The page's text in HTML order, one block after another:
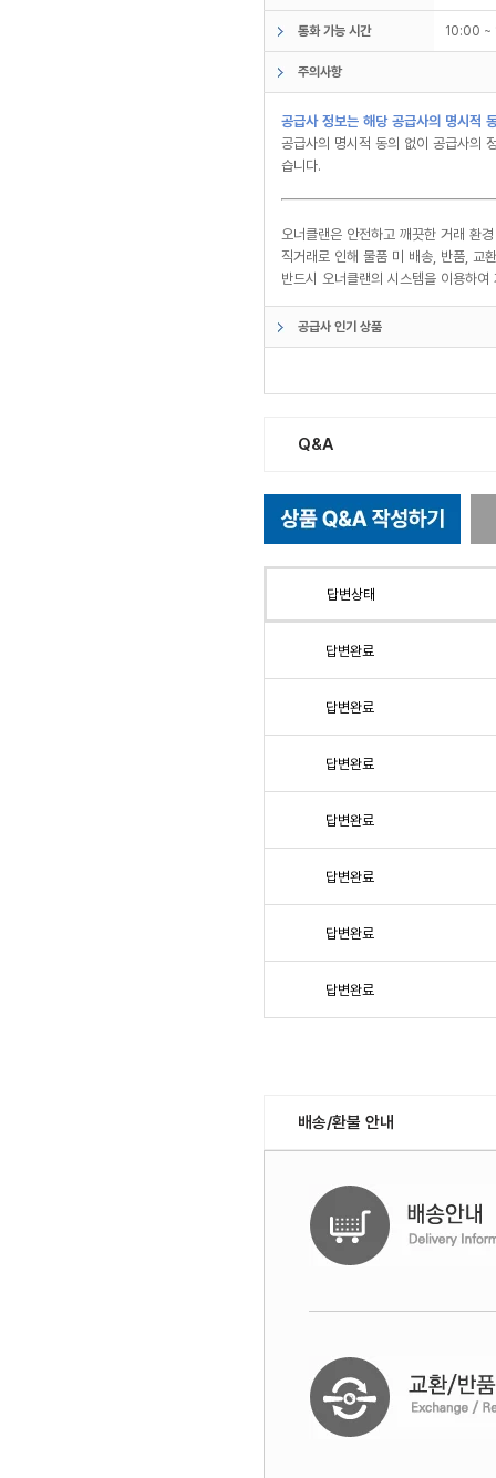
통화 가능 시간 10:00
주의사항
공급사 정보는 해당 공급사의 명시적
공급사의 명시적 동의 없이 공급사의
습니다.
오너클랜은 안전하고 깨끗한 거래 환
직거래로 인해 물품 미 배송, 반품, 교
반드시 오너클랜의 시스템을 이용하
공급사 인기 상품
Q&A
답변상태
답변완료
답변완료
답변완료
답변완료
답변완료
답변완료
답변완료
배송/환불 안내